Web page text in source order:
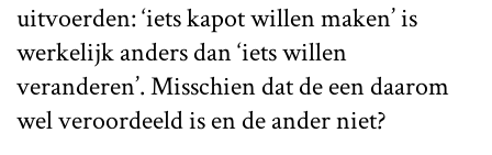
uitvoerden: ‘iets kapot willen maken’ is
werkelijk anders dan ‘iets willen
veranderen’. Misschien dat de een daarom
wel veroordeeld is en de ander niet?